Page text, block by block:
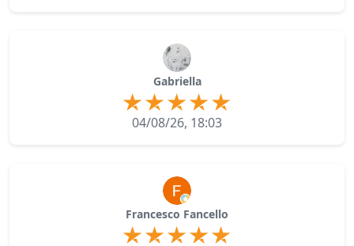
Gabriella
04/08/26, 18:03
Francesco Fancello